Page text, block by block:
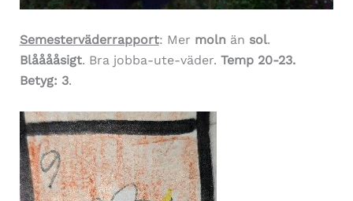
Semesterväderrapport: Mer moln än sol.
Blååååsigt. Bra jobba-ute-väder. Temp 20-23.
Betyg: 3.